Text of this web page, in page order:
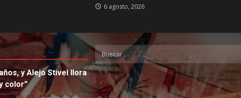
6 agosto, 2026
y Alejo Stivel llora
color”
Buscar: